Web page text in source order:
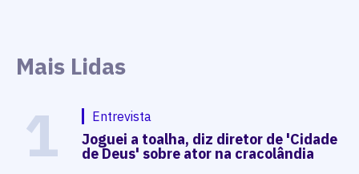
Mais Lidas
1 Entrevista
Joguei a toalha, diz diretor de 'Cidade
de Deus' sobre ator na cracolândia